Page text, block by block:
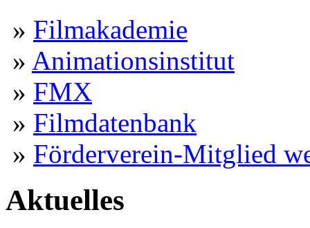
» Filmakademie
» Animationsinstitut
» FMX
» Filmdatenbank
» Förderverein-Mitglied
Aktuelles